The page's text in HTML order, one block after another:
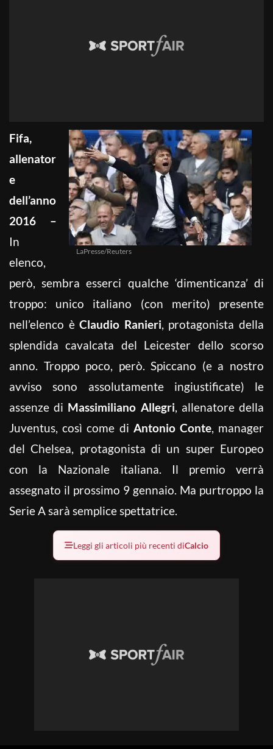
LaPresse/Reuters
Fifa,
allenator
e
dell’anno
2016 –
In
elenco,
però, sembra esserci qualche ‘dimenticanza’ di
troppo: unico italiano (con merito) presente
nell’elenco èClaudio Ranieri, protagonista della
splendida cavalcata del Leicester dello scorso
anno. Troppo poco, però. Spiccano (e a nostro
avviso sono assolutamente ingiustificate) le
assenze di Massimiliano Allegri, allenatore della
Juventus, così come di Antonio Conte, manager
del Chelsea, protagonista di un super Europeo
con la Nazionale italiana. Il premio verrà
assegnato il prossimo 9 gennaio. Ma purtroppo la
Serie A sarà semplice spettatrice.
Leggi gli articoli più recenti diCalcio